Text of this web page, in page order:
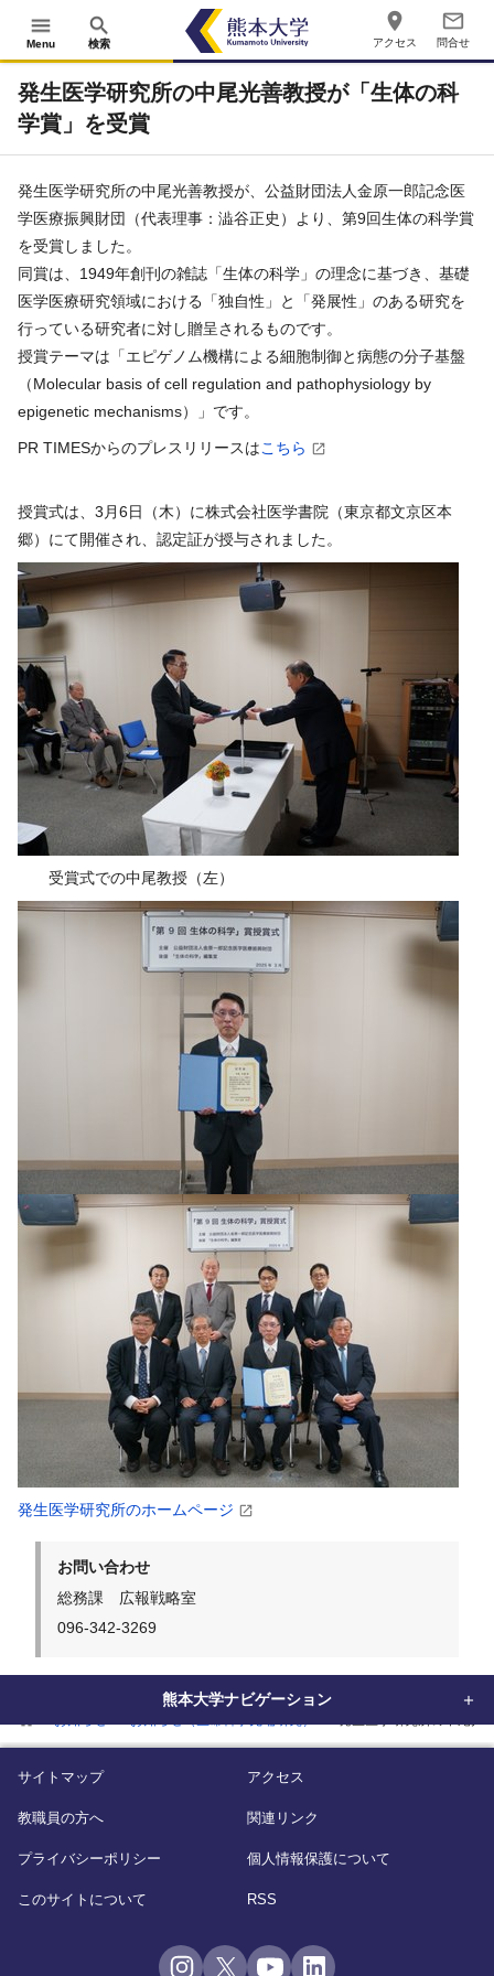
menu
Menu
search
検索
place
アクセス
mail_outline
問合せ
home
発生医学研究所の中尾光善教授が「生体の科
学賞」を受賞
発生医学研究所の中尾光善教授が、公益財団法人金原一郎記念医
学医療振興財団（代表理事：澁谷正史）より、第9回生体の科学賞
を受賞しました。
同賞は、1949年創刊の雑誌「生体の科学」の理念に基づき、基礎
医学医療研究領域における「独自性」と「発展性」のある研究を
行っている研究者に対し贈呈されるものです。
授賞テーマは「エピゲノム機構による細胞制御と病態の分子基盤
（Molecular basis of cell regulation and pathophysiology by
epigenetic mechanisms）」です。
PR TIMESからのプレスリリースはこちら
授賞式は、3月6日（木）に株式会社医学書院（東京都文京区本
郷）にて開催され、認定証が授与されました。
受賞式での中尾教授（左）
発生医学研究所のホームページ
お問い合わせ
総務課 広報戦略室
096-342-3269
熊本大学ナビゲーション
サイトマップ アクセス
教職員の方へ 関連リンク
プライバシーポリシー 個人情報保護について
このサイトについて RSS